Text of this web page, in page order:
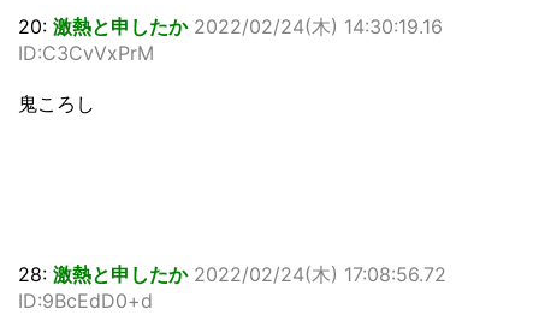
20: 激熱と申したか 2022/02/24(木) 14:30:19.16
ID:C3CvVxPrM
鬼ころし
28: 激熱と申したか 2022/02/24(木) 17:08:56.72
ID:9BcEdD0+d